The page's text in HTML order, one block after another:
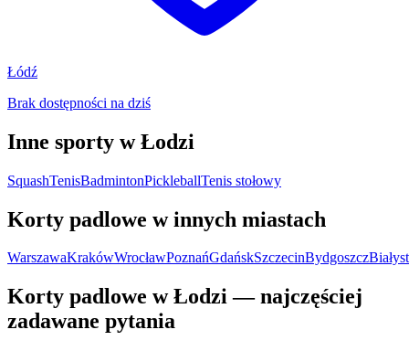
Łódź
Brak dostępności na dziś
Inne sporty w Łodzi
SquashTenisBadmintonPickleballTenis stołowy
Korty padlowe w innych miastach
WarszawaKrakówWrocławPoznańGdańskSzczecinBydgoszcz
Korty padlowe w Łodzi — najczęściej
zadawane pytania